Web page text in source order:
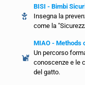
BISI - Bimbi
Insegna la
come la
MIAO - Methods
Un percorso
conoscenze e le
del gatto.